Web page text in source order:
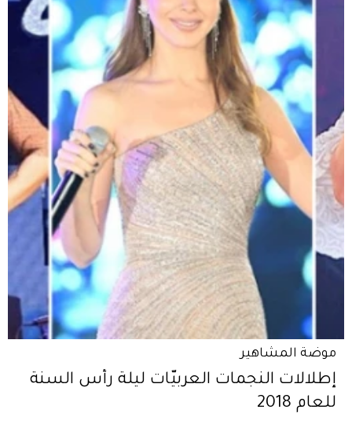
موضة المشاهير
إطلالات النجمات العربيّات ليلة رأس السنة
للعام 2018